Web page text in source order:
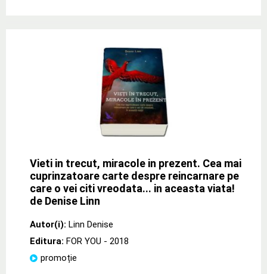
Vieti in trecut, miracole in prezent. Cea mai
cuprinzatoare carte despre reincarnare pe
care o vei citi vreodata... in aceasta viata!
de Denise Linn
Autor(i): Linn Denise
Editura: FOR YOU - 2018
promoție